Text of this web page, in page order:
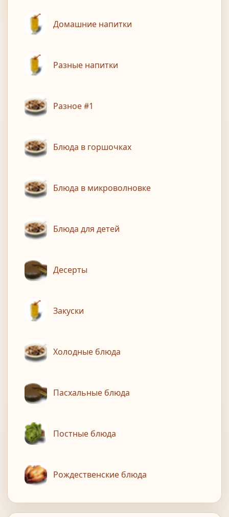
Домашние напитки
Разные напитки
Разное #1
Блюда в горшочках
Блюда в микроволновке
Блюда для детей
Десерты
Закуски
Холодные блюда
Пасхальные блюда
Постные блюда
Рождественские блюда